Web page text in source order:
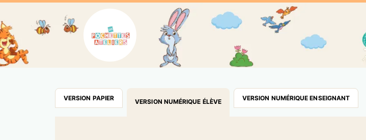
VERSION PAPIER VERSION NUMÉRIQUE ÉLÈVE VERSION NUMÉRIQUE ENSEIGNANT